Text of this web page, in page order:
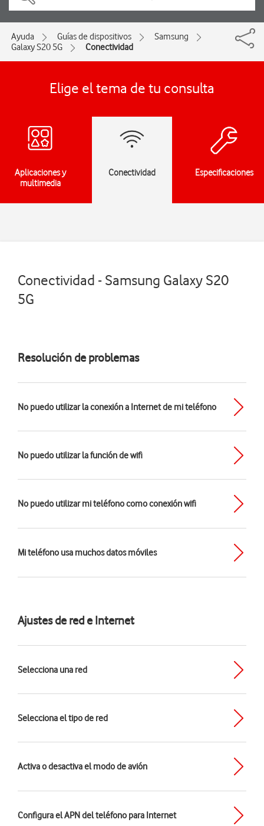
Ayuda Guías de dispositivos
Samsung
Galaxy S20 5G
Conectividad
Elige el tema de tu consulta
Aplicaciones y
multimedia
Conectividad Especificaciones
Conectividad - Samsung Galaxy S20
5G
Resolución de problemas
No puedo utilizar la conexión a Internet de mi teléfono
No puedo utilizar la función de wifi
No puedo utilizar mi teléfono como conexión wifi
Mi teléfono usa muchos datos móviles
Ajustes de red e Internet
Selecciona una red
Selecciona el tipo de red
Activa o desactiva el modo de avión
Configura el APN del teléfono para Internet